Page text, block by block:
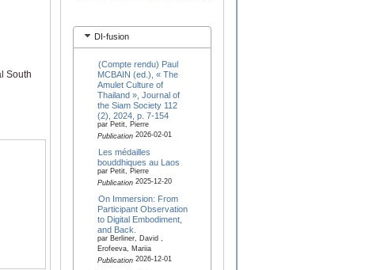
South
DI-fusion
(Compte rendu) Paul
MCBAIN (ed.), « The
Amulet Culture of
Thailand », Journal of
the Siam Society 112
(2), 2024, p. 7-154
par Petit, Pierre
Publication2026-02-01
Les médailles
bouddhiques au Laos
par Petit, Pierre
Publication2025-12-20
On Immersion: From
Participant Observation
to Digital Embodiment,
and Back.
par Berliner, David ,
Erofeeva, Mariia
Publication2026-12-01